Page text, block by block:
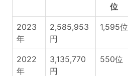
位
2023
年
2,585,953
円
1,595位
2022
年
3,135,770
円
550位